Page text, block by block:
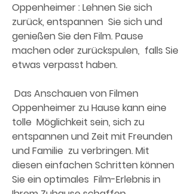
Oppenheimer : Lehnen Sie sich
zurück, entspannen  Sie sich und
genießen Sie den Film. Pause
machen oder zurückspulen,  falls Sie
etwas verpasst haben.
Oppenheimer zu Hause kann eine
tolle  Möglichkeit sein, sich zu
entspannen und Zeit mit Freunden
und Familie  zu verbringen. Mit
diesen einfachen Schritten können
Sie ein optimales  Film-Erlebnis in